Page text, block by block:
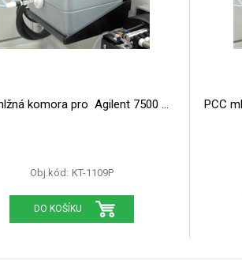
PCC mlžná komora pro Agilent 7500
Obj.kód: KT-1109P
DO KOŠÍKU